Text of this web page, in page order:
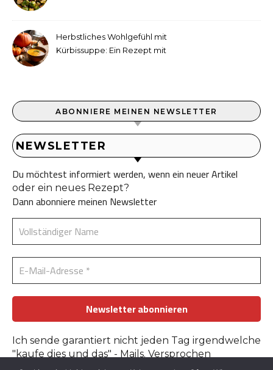
Herbstliches Wohlgefühl mit
Kürbissuppe: Ein Rezept mit
ABONNIERE MEINEN NEWSLETTER
NEWSLETTER
Du möchtest informiert werden, wenn ein neuer Artikel
oder ein neues Rezept?
Dann abonniere meinen Newsletter
Ich sende garantiert nicht jeden Tag irgendwelche
"kaufe dies und das" - Mails. Versprochen